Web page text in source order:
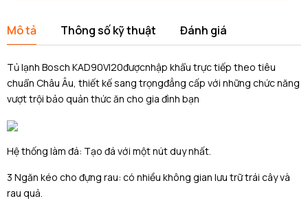
Mô tả Thông số kỹ thuật Đánh giá
Tủ lạnh Bosch KAD90VI20đượcnhập khẩu trực tiếp theo tiêu
chuẩn Châu Âu, thiết kế sang trọngđẳng cấp với những chức năng
vượt trội bảo quản thức ăn cho gia đình bạn
Hệ thống làm đá: Tạo đá với một nút duy nhất.
3 Ngăn kéo cho đựng rau: có nhiều không gian lưu trữ trái cây và
rau quả.